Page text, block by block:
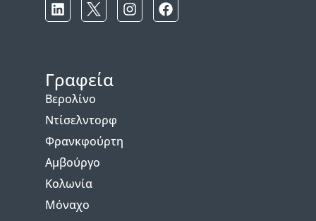
Γραφεία
Βερολίνο
Ντίσελντορφ
Φρανκφούρτη
Αμβούργο
Κολωνία
Μόναχο